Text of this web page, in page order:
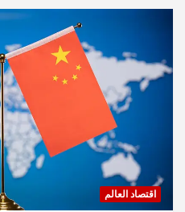
اقتصاد العالم